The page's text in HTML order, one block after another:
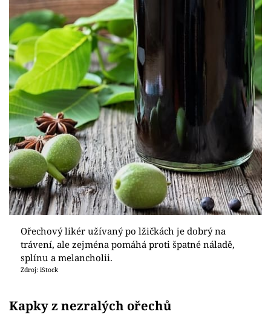
Ořechový likér užívaný po lžičkách je dobrý na
trávení, ale zejména pomáhá proti špatné náladě,
splínu a melancholii.
Zdroj: iStock
Kapky z nezralých ořechů